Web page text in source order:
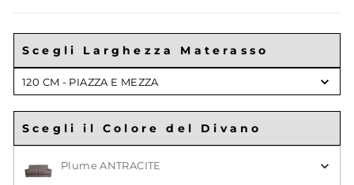
Scegli Larghezza Materasso
Larghezza
120 CM - PIAZZA E MEZZA
Scegli il Colore del Divano
Plume ANTRACITE